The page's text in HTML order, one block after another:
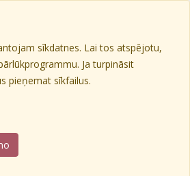
sīkdatnes. Lai tos atspējotu,
Ja turpināsit
pieņemat sīkfailus.